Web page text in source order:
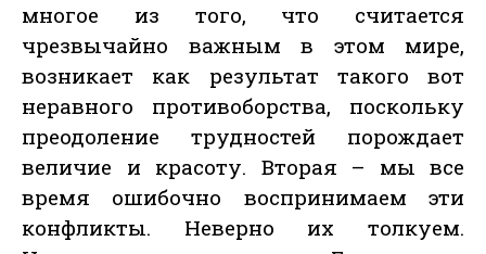
многое из того, что считается
чрезвычайно важным в этом мире,
возникает как результат такого вот
неравного противоборства, поскольку
преодоление трудностей порождает
величие и красоту. Вторая – мы все
время ошибочно воспринимаем эти
конфликты. Неверно их толкуем.